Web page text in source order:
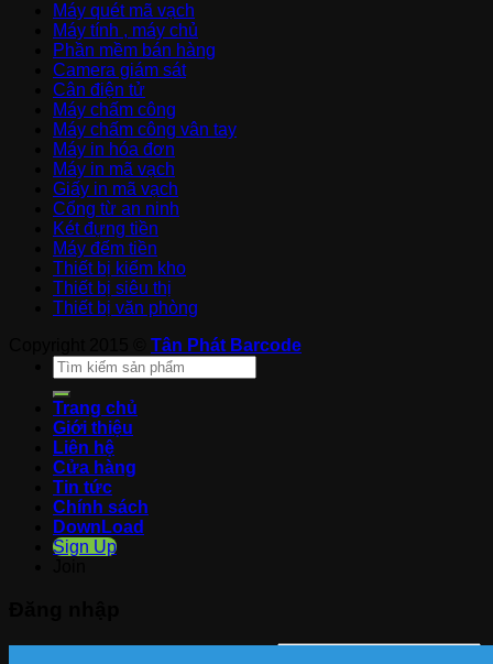
Máy quét mã vạch
Máy tính , máy chủ
Phần mềm bán hàng
Camera giám sát
Cân điện tử
Máy chấm công
Máy chấm công vân tay
Máy in hóa đơn
Máy in mã vạch
Giấy in mã vạch
Cổng từ an ninh
Két đựng tiền
Máy đếm tiền
Thiết bị kiểm kho
Thiết bị siêu thị
Thiết bị văn phòng
Tân Phát Barcode
Trang chủ
Giới thiệu
Liên hệ
Cửa hàng
Tin tức
Chính sách
DownLoad
Sign Up